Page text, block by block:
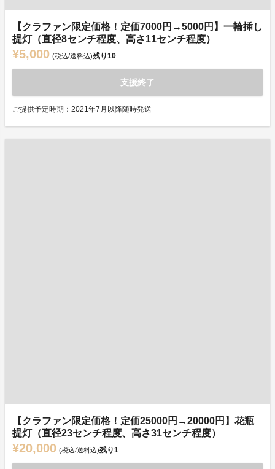
【クラファン限定価格！定価7000円→5000円】一輪挿し
提灯（直径8センチ程度、高さ11センチ程度）
¥5,000 (税込/送料込)残り10
支援終了
ご提供予定時期：2021年7月以降随時発送
【クラファン限定価格！定価25000円→20000円】花瓶
提灯（直径23センチ程度、高さ31センチ程度）
¥20,000 (税込/送料込)残り1